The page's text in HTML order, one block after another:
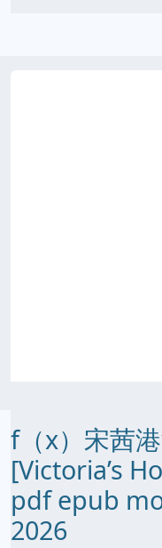
f（x）宋茜
[Victoria’s
pdf epub
2026